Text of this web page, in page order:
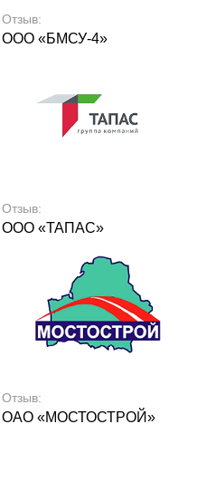
Отзыв:
ООО «БМСУ-4»
Отзыв:
ООО «ТАПАС»
Отзыв:
ОАО «МОСТОСТРОЙ»